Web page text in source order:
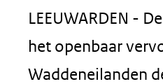
LEEUWARDEN -
het openbaar
Waddeneilanden